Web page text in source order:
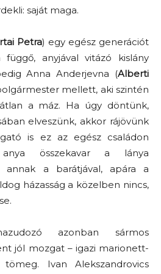
saját maga.
Petra) egy egész generációt
anyjával vitázó kislány
Anna Anderjevna (Alberti
mellett, aki szintén
a máz. Ha úgy döntünk,
elveszünk, akkor rájövünk
is ez az egész családon
összekavar a lánya
annak a barátjával, apára a
házasság a közelben nincs,
azonban sármos
jól mozgat – igazi marionett-
Ivan Alekszandrovics